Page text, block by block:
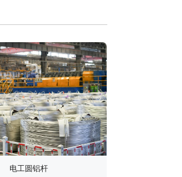
电工圆铝杆